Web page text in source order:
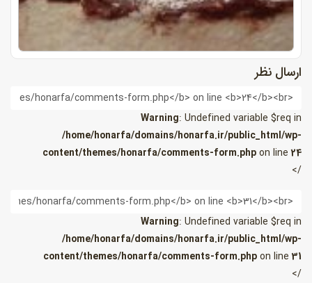
ارسال نظر
Warning: Undefined variable $req in
/home/honarfa/domains/honarfa.ir/public_html/wp-
content/themes/honarfa/comments-form.phpon line24
/>
ایمیل
Warning: Undefined variable $req in
/home/honarfa/domains/honarfa.ir/public_html/wp-
content/themes/honarfa/comments-form.phpon line31
/>